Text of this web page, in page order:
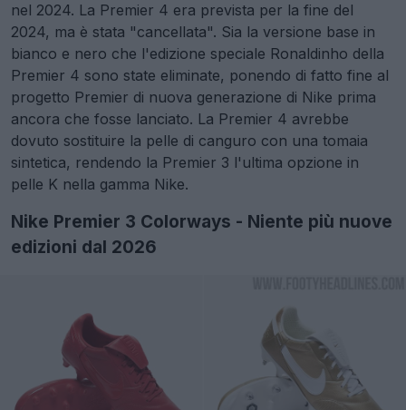
nel 2024. La Premier 4 era prevista per la fine del
2024, ma è stata "cancellata". Sia la versione base in
bianco e nero che l'edizione speciale Ronaldinho della
Premier 4 sono state eliminate, ponendo di fatto fine al
progetto Premier di nuova generazione di Nike prima
ancora che fosse lanciato. La Premier 4 avrebbe
dovuto sostituire la pelle di canguro con una tomaia
sintetica, rendendo la Premier 3 l'ultima opzione in
pelle K nella gamma Nike.
Nike Premier 3 Colorways - Niente più nuove
edizioni dal 2026